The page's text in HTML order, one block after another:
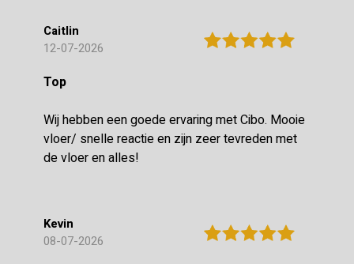
Caitlin
12-07-2026
Top
Wij hebben een goede ervaring met Cibo. Mooie
vloer/ snelle reactie en zijn zeer tevreden met
de vloer en alles!
Kevin
08-07-2026